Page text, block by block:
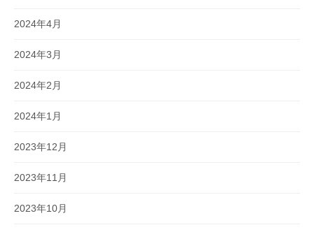
2024年4月
2024年3月
2024年2月
2024年1月
2023年12月
2023年11月
2023年10月